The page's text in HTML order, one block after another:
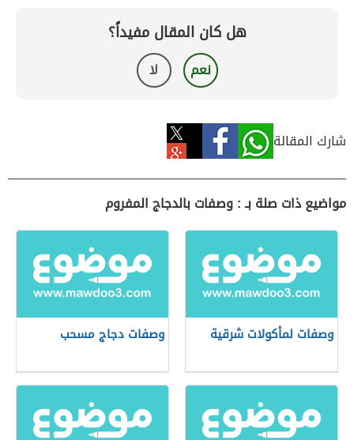
هل كان المقال مفيداً؟
نعم لا
شارك المقالة
مواضيع ذات صلة بـ : وصفات بالدجاج المفروم
وصفات لمأكولات شرقية وصفات دجاج مسحب